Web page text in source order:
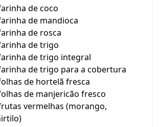
de coco
de mandioca
de rosca
de trigo
de trigo integral
de trigo para a cobertura
de hortelã fresca
de manjericão fresco
vermelhas (morango,